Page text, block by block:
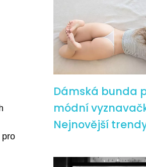
pro
Dámská bunda
módní
Nejnovější